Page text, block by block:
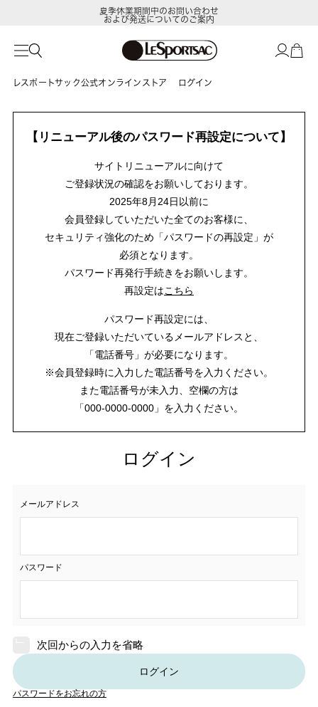
夏季休業期間中のお問い合わせ
および発送についてのご案内
レスポートサック公式オンラインストア ログイン
【リニューアル後のパスワード再設定について】
サイトリニューアルに向けて
ご登録状況の確認をお願いしております。
2025年8月24日以前に
会員登録していただいた全てのお客様に、
セキュリティ強化のため「パスワードの再設定」が
必須となります。
パスワード再発行手続きをお願いします。
再設定はこちら
パスワード再設定には、
現在ご登録いただいているメールアドレスと、
「電話番号」が必要になります。
※会員登録時に入力した電話番号を入力ください。
また電話番号が未入力、空欄の方は
「000-0000-0000」を入力ください。
ログイン
メールアドレス
パスワード
次回からの入力を省略
ログイン
パスワードをお忘れの方